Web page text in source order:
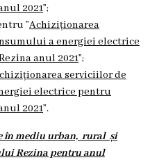
2021”;
”Achiziționarea
a energiei electrice
anul 2021”;
serviciilor de
electrice pentru
2021”.
în mediu urban, rural și
Rezina pentru anul